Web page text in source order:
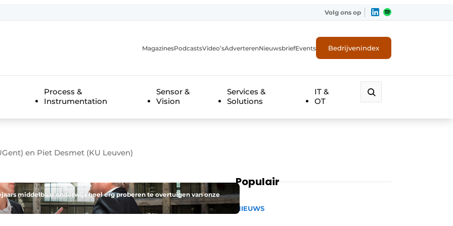
Volg ons op
MagazinesPodcastsVideo’sAdverterenNieuwsbriefEvents Bedrijvenindex
Process &
Instrumentation
Sensor &
Vision
Services &
Solutions
IT &
OT
en Piet Desmet (KU Leuven)
middelbaar onderwijs heel erg proberen te overtuigen van onze
Populair
NIEUWS